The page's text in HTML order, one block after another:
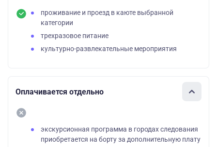
проживание и проезд в каюте выбранной
категории
трехразовое питание
культурно-развлекательные мероприятия
Оплачивается отдельно
экскурсионная программа в городах следования
приобретается на борту за дополнительную плату